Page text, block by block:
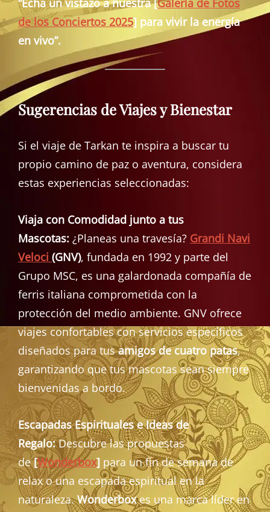
“Echa un vistazo a nuestra [Galería de Fotos
de los Conciertos 2025] para vivir la energía
en vivo”.
Sugerencias de Viajes y Bienestar
Si el viaje de Tarkan te inspira a buscar tu
propio camino de paz o aventura, considera
estas experiencias seleccionadas:
Viaja con Comodidad junto a tus
Mascotas: ¿Planeas una travesía? Grandi Navi
Veloci (GNV), fundada en 1992 y parte del
Grupo MSC, es una galardonada compañía de
ferris italiana comprometida con la
protección del medio ambiente. GNV ofrece
viajes confortables con servicios específicos
diseñados para tusamigos de cuatro patas,
garantizando que tus mascotas sean siempre
bienvenidas a bordo.
Escapadas Espirituales e Ideas de
Regalo:Descubre las propuestas
de[Wonderbox] para un fin de semana de
relax o una escapada espiritual en la
naturaleza.Wonderboxes una marca líder en